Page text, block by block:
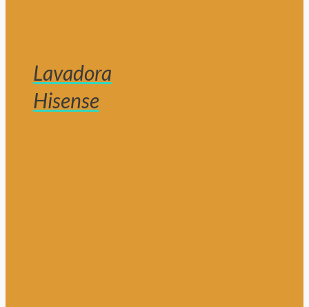
Lavadora
Hisense